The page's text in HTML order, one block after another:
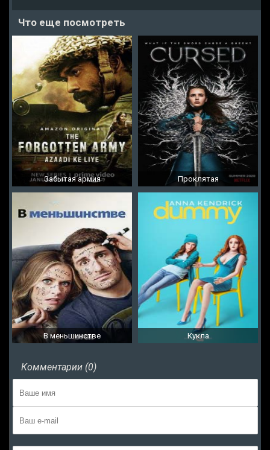
Что еще посмотреть
Забытая армия Проклятая
В меньшинстве Кукла
Комментарии (0)